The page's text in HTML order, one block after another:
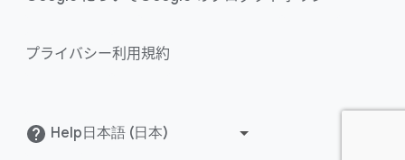
ヘルプセンタ
プライバシー利用規約
Help()